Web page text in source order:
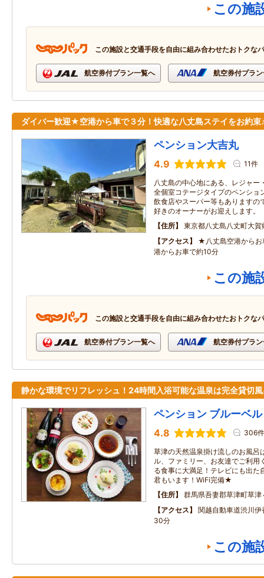
この施
この施設と交通手段を自由に組み合わせたおトクな
航空券付プラン一覧へ 航空券付プラ
ダイバー歓迎★空港から車で３分！快適な八丈島ステイをお約束
ペンション大吉丸
4.9 11件
八丈島の中心地にある、レジャー
全個室コテージタイプのペンショ
飲食店やスーパー等もありますの
好きのオーナーがお迎えします。
住所
東京都八丈島八丈町大
アクセス
★八丈島空港から
港からお車で約10分
この施
この施設と交通手段を自由に組み合わせたおトクな
航空券付プラン一覧へ 航空券付プラ
静かな環境でリフレッシュ！24時間入浴可能な温泉は完全貸切
ペンション ブルーベル
4.8 306件
草津の天然温泉掛け流しのお風呂
ル、ファミリー、お友達でご利用
る食事に大満足！テレビにも出た
君もいます！WiFi完備★
住所
群馬県吾妻郡草津町草
アクセス
関越自動車道渋川伊
30分
この施